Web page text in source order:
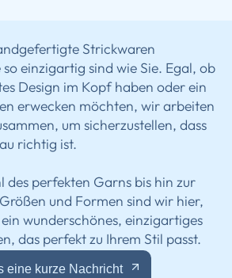
Strickwaren
einzigartig sind wie Sie. Egal, ob
Design im Kopf haben oder ein
erwecken möchten, wir arbeiten
um sicherzustellen, dass
richtig ist.
des perfekten Garns bis hin zur
und Formen sind wir hier,
wunderschönes, einzigartiges
das perfekt zu Ihrem Stil passt.
eine kurze Nachricht